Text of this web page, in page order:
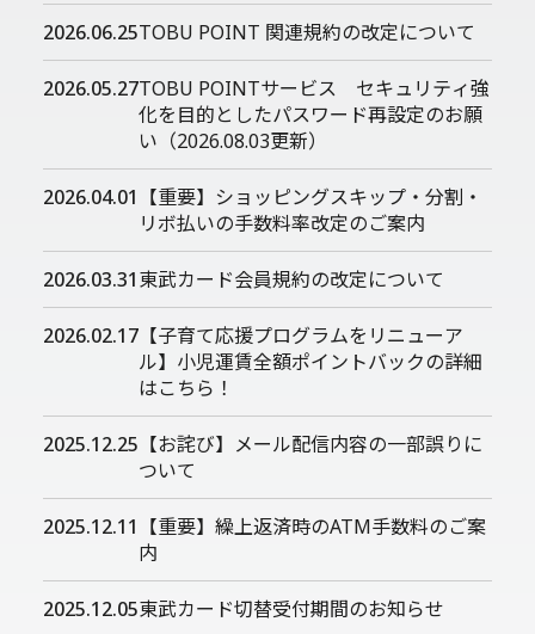
2026.06.25TOBU POINT 関連規約の改定について
2026.05.27TOBU POINTサービス セキュリティ強
化を目的としたパスワード再設定のお願
い（2026.08.03更新）
2026.04.01 【重要】ショッピングスキップ・分割・
リボ払いの手数料率改定のご案内
2026.03.31東武カード会員規約の改定について
2026.02.17 【子育て応援プログラムをリニューア
ル】小児運賃全額ポイントバックの詳細
はこちら！
2025.12.25 【お詫び】メール配信内容の一部誤りに
ついて
2025.12.11 【重要】繰上返済時のATM手数料のご案
内
2025.12.05東武カード切替受付期間のお知らせ